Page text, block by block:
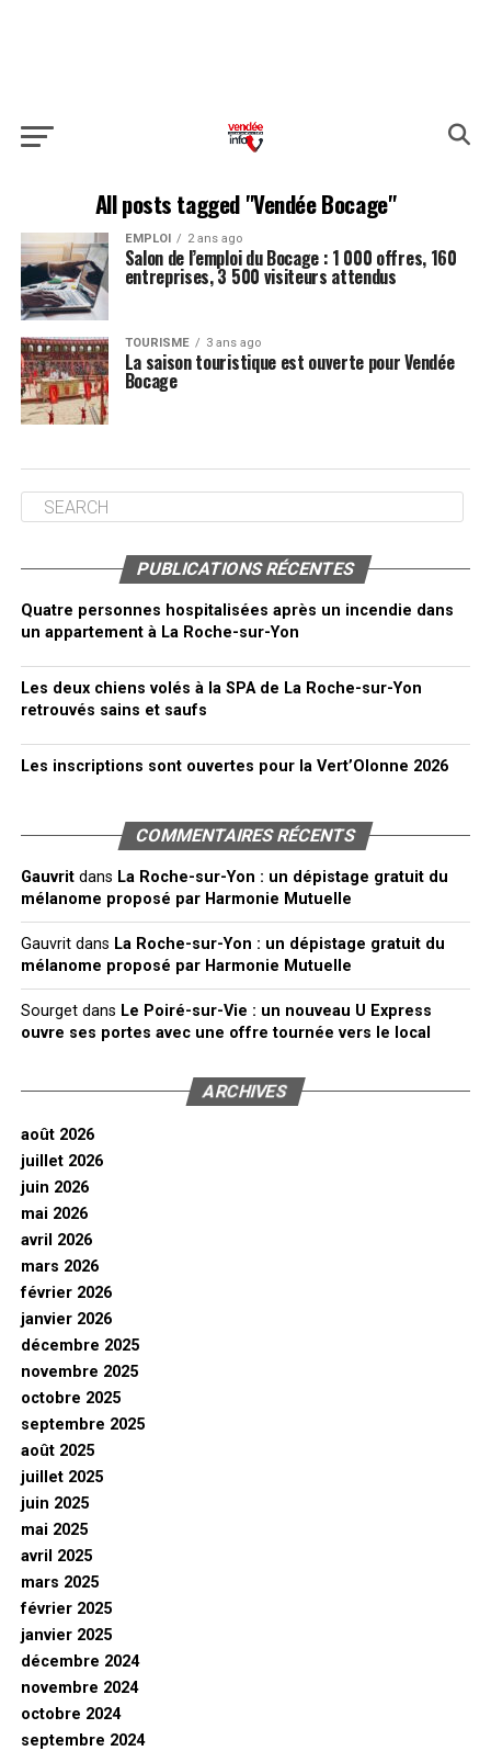
All posts tagged "Vendée Bocage"
EMPLOI 2 ans ago
Salon de l’emploi du Bocage : 1 000 offres, 160
entreprises, 3 500 visiteurs attendus
TOURISME 3 ans ago
La saison touristique est ouverte pour Vendée
Bocage
PUBLICATIONS RÉCENTES
Quatre personnes hospitalisées après un incendie dans
un appartement à La Roche-sur-Yon
Les deux chiens volés à la SPA de La Roche-sur-Yon
retrouvés sains et saufs
Les inscriptions sont ouvertes pour la Vert’Olonne 2026
COMMENTAIRES RÉCENTS
Gauvritdans La Roche-sur-Yon : un dépistage gratuit du
mélanome proposé par Harmonie Mutuelle
Gauvritdans La Roche-sur-Yon : un dépistage gratuit du
mélanome proposé par Harmonie Mutuelle
Sourgetdans Le Poiré-sur-Vie : un nouveau U Express
ouvre ses portes avec une offre tournée vers le local
ARCHIVES
août 2026
juillet 2026
juin 2026
mai 2026
avril 2026
mars 2026
février 2026
janvier 2026
décembre 2025
novembre 2025
octobre 2025
septembre 2025
août 2025
juillet 2025
juin 2025
mai 2025
avril 2025
mars 2025
février 2025
janvier 2025
décembre 2024
novembre 2024
octobre 2024
septembre 2024